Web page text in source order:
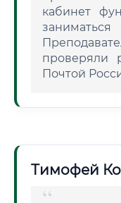
кабинет
проверяли
Почтой
Тимофей